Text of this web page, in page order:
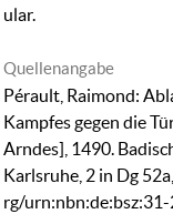
ular.
Quellenangabe
Pérault, Raimond:
Kampfes gegen die
Arndes], 1490.
Karlsruhe, 2 in Dg 52a
rg/